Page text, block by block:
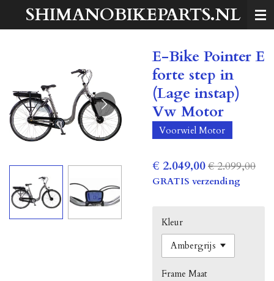
SHIMANOBIKEPARTS.NL
E-Bike Pointer E
forte step in
(Lage instap)
Vw Motor
Voorwiel Motor
€ 2.049,00€ 2.099,00
GRATIS verzending
Kleur
Frame Maat